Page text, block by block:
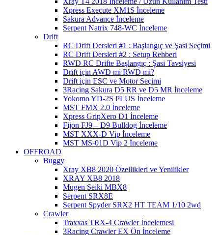
Xpress Execute XM1S İnceleme
Sakura Advance İnceleme
Serpent Natrix 748-WC İnceleme
Drift
RC Drift Dersleri #1 : Başlangıç ve Şasi Seçimi
RC Drift Dersleri #2 : Setup Rehberi
RWD RC Drifte Başlangıç : Şasi Tavsiyesi
Drift için AWD mi RWD mi?
Drift için ESC ve Motor Seçimi
3Racing Sakura D5 RR ve D5 MR İnceleme
Yokomo YD-2S PLUS İnceleme
MST FMX 2.0 İnceleme
Xpress GripXero D1 İnceleme
Fijon FJ9 – D9 Bulldog İnceleme
MST XXX-D Vip İnceleme
MST MS-01D Vip 2 İnceleme
OFFROAD
Buggy
Xray XB8 2020 Özellikleri ve Yenilikler
XRAY XB8 2018
Mugen Seiki MBX8
Serpent SRX8E
Serpent Spyder SRX2 HT TEAM 1/10 2wd
Crawler
Traxxas TRX-4 Crawler İncelemesi
3Racing Crawler EX Ön İnceleme